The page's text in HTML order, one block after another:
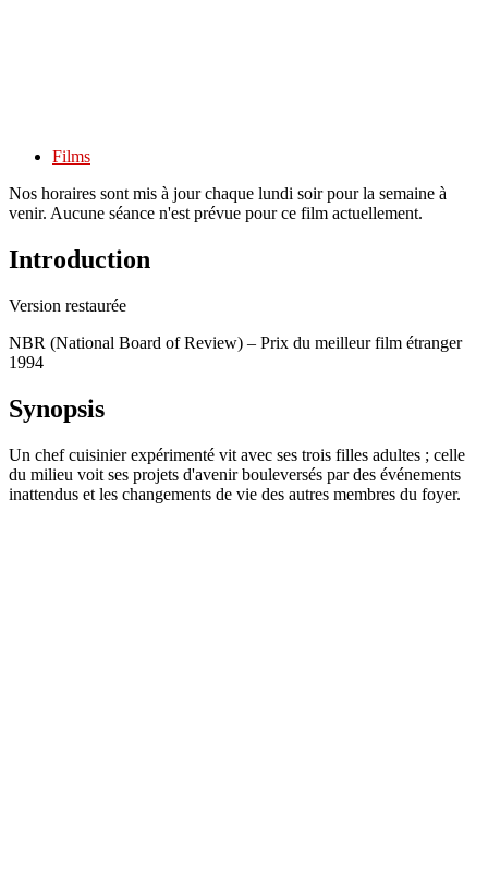
Films
Nos horaires sont mis à jour chaque lundi soir pour la semaine à
venir. Aucune séance n'est prévue pour ce film actuellement.
Introduction
Version restaurée
NBR (National Board of Review) – Prix du meilleur film étranger
1994
Synopsis
Un chef cuisinier expérimenté vit avec ses trois filles adultes ; celle
du milieu voit ses projets d'avenir bouleversés par des événements
inattendus et les changements de vie des autres membres du foyer.